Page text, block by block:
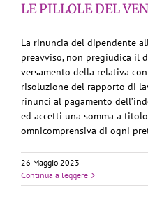
LE PILLOLE DEL
La rinuncia del dipendente
preavviso, non pregiudica il
versamento della relativa
risoluzione del rapporto di
rinunci al pagamento
ed accetti una somma a
omnicomprensiva di ogni
26 Maggio 2023
Continua a leggere